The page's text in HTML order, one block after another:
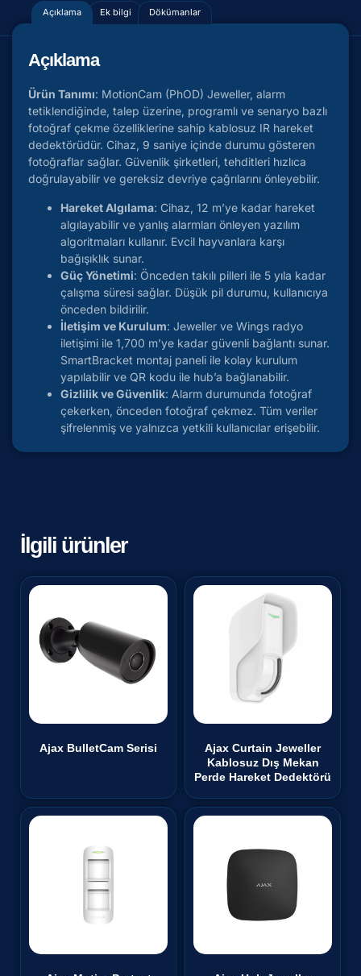
Açıklama Ek bilgi Dökümanlar
Açıklama
Ürün Tanımı: MotionCam (PhOD) Jeweller, alarm
tetiklendiğinde, talep üzerine, programlı ve senaryo bazlı
fotoğraf çekme özelliklerine sahip kablosuz IR hareket
dedektörüdür. Cihaz, 9 saniye içinde durumu gösteren
fotoğraflar sağlar. Güvenlik şirketleri, tehditleri hızlıca
doğrulayabilir ve gereksiz devriye çağrılarını önleyebilir.
Hareket Algılama: Cihaz, 12 m’ye kadar hareket
algılayabilir ve yanlış alarmları önleyen yazılım
algoritmaları kullanır. Evcil hayvanlara karşı
bağışıklık sunar.
Güç Yönetimi: Önceden takılı pilleri ile 5 yıla kadar
çalışma süresi sağlar. Düşük pil durumu, kullanıcıya
önceden bildirilir.
İletişim ve Kurulum: Jeweller ve Wings radyo
iletişimi ile 1,700 m’ye kadar güvenli bağlantı sunar.
SmartBracket montaj paneli ile kolay kurulum
yapılabilir ve QR kodu ile hub’a bağlanabilir.
Gizlilik ve Güvenlik: Alarm durumunda fotoğraf
çekerken, önceden fotoğraf çekmez. Tüm veriler
şifrelenmiş ve yalnızca yetkili kullanıcılar erişebilir.
İlgili ürünler
Ajax BulletCam Serisi
Ajax Curtain Jeweller
Kablosuz Dış Mekan
Perde Hareket Dedektörü